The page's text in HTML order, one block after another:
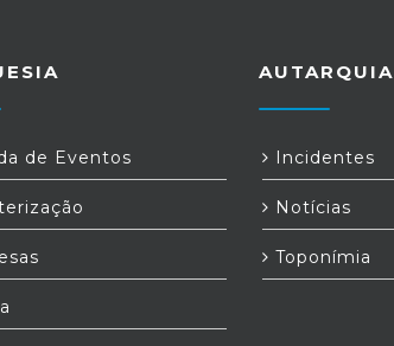
de Eventos
AUTARQUIA
Incidentes
Notícias
Toponímia